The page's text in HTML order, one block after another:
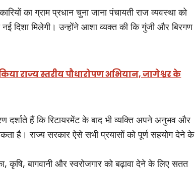
का ग्राम प्रधान चुना जाना पंचायती राज व्यवस्था को
दिशा मिलेगी। उन्होंने आशा व्यक्त की कि गुंजी और बिरगण
राज्य स्तरीय पौधारोपण अभियान, जागेश्वर के
दर्शाते हैं कि रिटायरमेंट के बाद भी व्यक्ति अपने अनुभव और
है। राज्य सरकार ऐसे सभी प्रयासों को पूर्ण सहयोग देने के
कृषि, बागवानी और स्वरोजगार को बढ़ावा देने के लिए सतत